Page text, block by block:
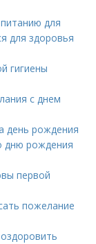
для
для здоровья
гигиены
с днем
день рождения
дню рождения
первой
пожелание